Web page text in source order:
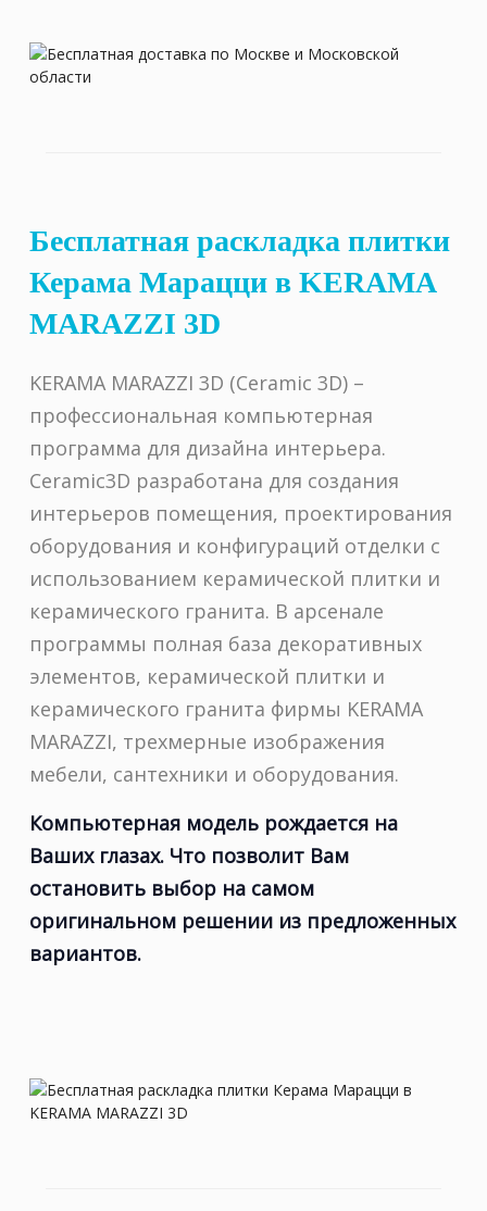
Бесплатная раскладка плитки
Керама Марацци в KERAMA
MARAZZI 3D
KERAMA MARAZZI 3D (Ceramic 3D) –
профессиональная компьютерная
программа для дизайна интерьера.
Ceramic3D разработана для создания
интерьеров помещения, проектирования
оборудования и конфигураций отделки с
использованием керамической плитки и
керамического гранита. В арсенале
программы полная база декоративных
элементов, керамической плитки и
керамического гранита фирмы KERAMA
MARAZZI, трехмерные изображения
мебели, сантехники и оборудования.
Компьютерная модель рождается на
Ваших глазах. Что позволит Вам
остановить выбор на самом
оригинальном решении из предложенных
вариантов.